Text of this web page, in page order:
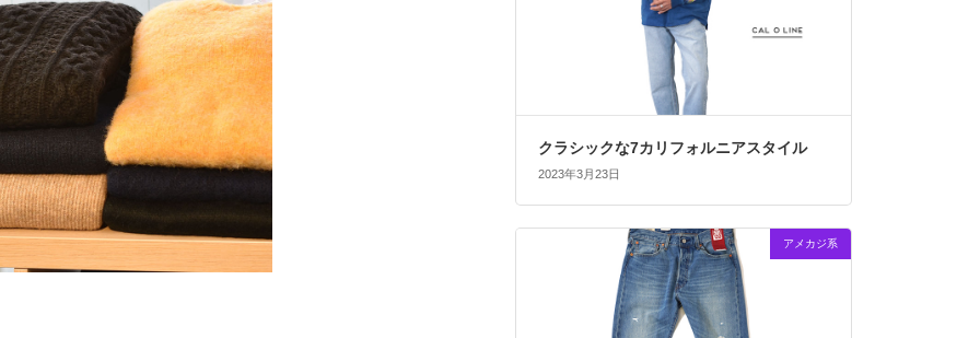
クラシックな7カリフォルニアスタイル
2023年3月23日
アメカジ系